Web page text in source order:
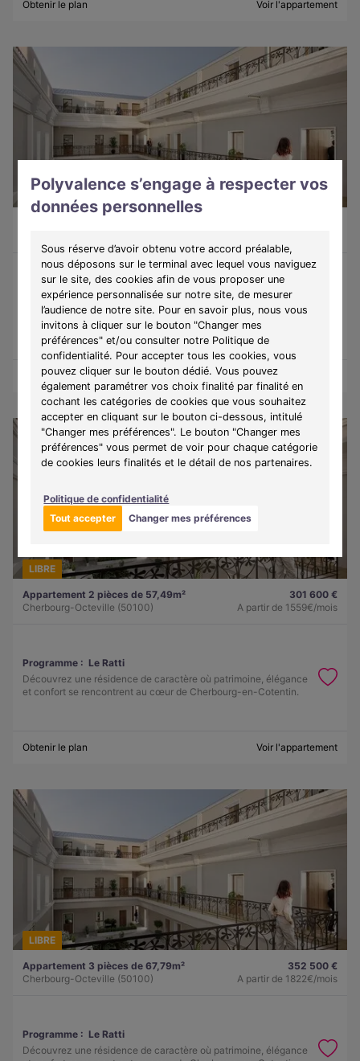
Polyvalence s’engage à respecter vos
données personnelles
Sous réserve d’avoir obtenu votre accord préalable,
nous déposons sur le terminal avec lequel vous naviguez
sur le site, des cookies afin de vous proposer une
expérience personnalisée sur notre site, de mesurer
l’audience de notre site. Pour en savoir plus, nous vous
invitons à cliquer sur le bouton "Changer mes
préférences" et/ou consulter notre Politique de
confidentialité. Pour accepter tous les cookies, vous
pouvez cliquer sur le bouton dédié. Vous pouvez
également paramétrer vos choix finalité par finalité en
cochant les catégories de cookies que vous souhaitez
accepter en cliquant sur le bouton ci-dessous, intitulé
"Changer mes préférences". Le bouton "Changer mes
préférences" vous permet de voir pour chaque catégorie
de cookies leurs finalités et le détail de nos partenaires.
Politique de confidentialité
Tout accepter
Changer mes préférences
Obtenir le plan Voir l'appartement
LIBRE
Programme :Le Ratti
Découvrez une résidence de caractère où patrimoine, élégance
et confort se rencontrent au cœur de Cherbourg-en-Cotentin.
Obtenir le plan Voir l'appartement
LIBRE
Appartement 2 pièces de 57,49m²
Cherbourg-Octeville (50100)
301 600 €
A partir de 1559€/mois
Programme : Le Ratti
Découvrez une résidence de caractère où patrimoine, élégance
et confort se rencontrent au cœur de Cherbourg-en-Cotentin.
Obtenir le plan Voir l'appartement
LIBRE
Appartement 3 pièces de 67,79m²
Cherbourg-Octeville (50100)
352 500 €
A partir de 1822€/mois
Programme : Le Ratti
Découvrez une résidence de caractère où patrimoine, élégance